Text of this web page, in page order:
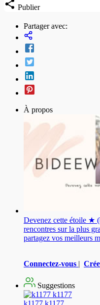
Publier
Partager avec:
À propos
Devenez cette étoile ★
rencontres sur la plus
partagez vos meilleurs
Connectez-vous |
Suggestions
k1177 k1177